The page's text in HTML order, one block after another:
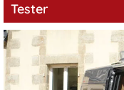
Tester